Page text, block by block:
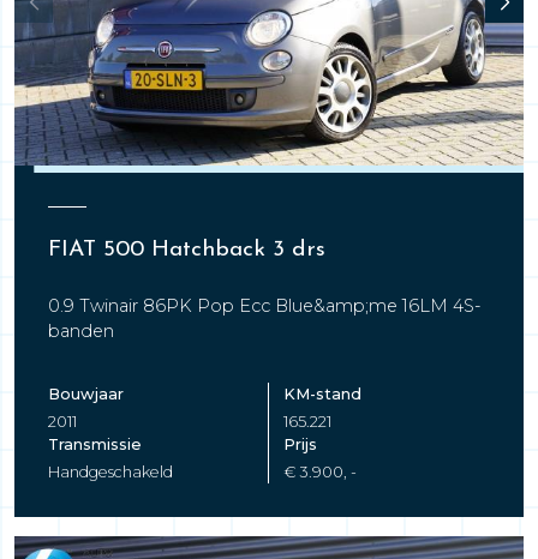
FIAT 500 Hatchback 3 drs
0.9 Twinair 86PK Pop Ecc Blue&amp;me 16LM 4S-
banden
Bouwjaar
2011
KM-stand
165.221
Transmissie
Handgeschakeld
Prijs
€ 3.900, -